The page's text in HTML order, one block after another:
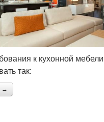
к кухонной
так:
→